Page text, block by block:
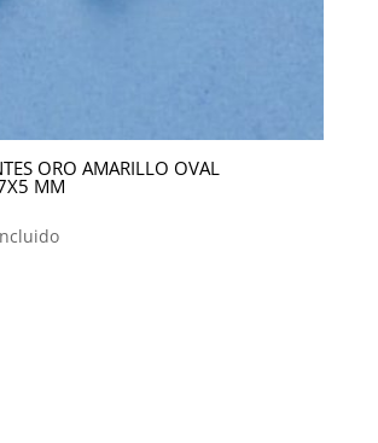
ORO AMARILLO OVAL
MM